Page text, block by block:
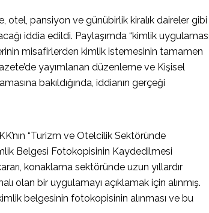
otel, pansiyon ve günübirlik kiralık daireler gibi
iddia edildi. Paylaşımda “kimlik uygulaması
misafirlerden kimlik istemesinin tamamen
yayımlanan düzenleme ve Kişisel
bakıldığında, iddianın gerçeği
“Turizm ve Otelcilik Sektöründe
Belgesi Fotokopisinin Kaydedilmesi
konaklama sektöründe uzun yıllardır
olan bir uygulamayı açıklamak için alınmış.
belgesinin fotokopisinin alınması ve bu